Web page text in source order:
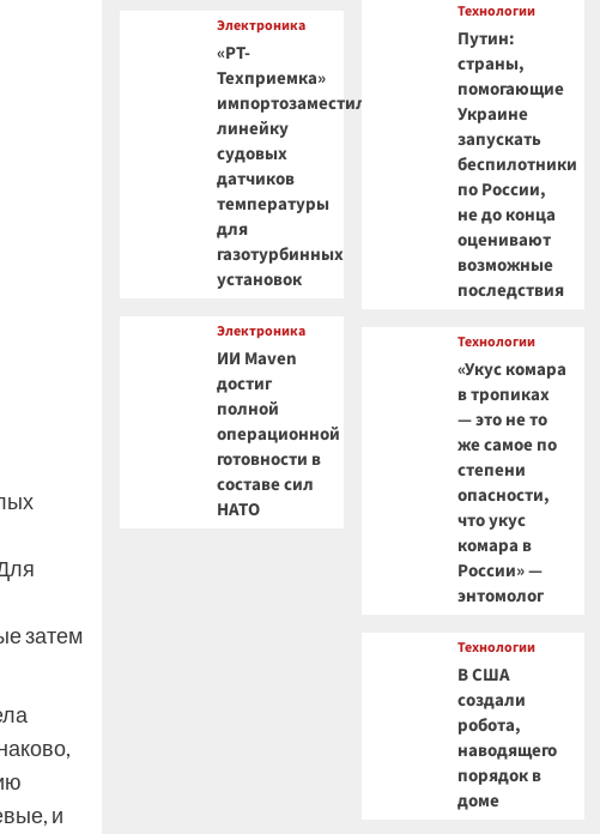
затем
и
Электроника
«РТ-
Техприемка»
импортозаместила
линейку
судовых
датчиков
температуры
для
газотурбинных
установок
Электроника
ИИ Maven
достиг
полной
операционной
готовности в
составе сил
НАТО
Технологии
Путин:
страны,
помогающие
Украине
запускать
беспилотники
по России,
не до конца
оценивают
возможные
последствия
Технологии
«Укус комара
в тропиках
— это не то
же самое по
степени
опасности,
что укус
комара в
России» —
энтомолог
Технологии
В США
создали
робота,
наводящего
порядок в
доме